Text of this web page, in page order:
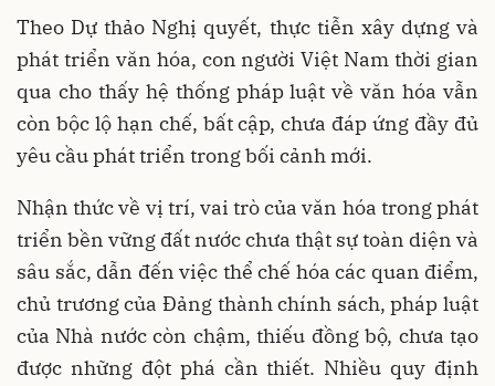
Theo Dự thảo Nghị quyết, thực tiễn xây dựng và
phát triển văn hóa, con người Việt Nam thời gian
qua cho thấy hệ thống pháp luật về văn hóa vẫn
còn bộc lộ hạn chế, bất cập, chưa đáp ứng đầy đủ
yêu cầu phát triển trong bối cảnh mới.
Nhận thức về vị trí, vai trò của văn hóa trong phát
triển bền vững đất nước chưa thật sự toàn diện và
sâu sắc, dẫn đến việc thể chế hóa các quan điểm,
chủ trương của Đảng thành chính sách, pháp luật
của Nhà nước còn chậm, thiếu đồng bộ, chưa tạo
được những đột phá cần thiết. Nhiều quy định